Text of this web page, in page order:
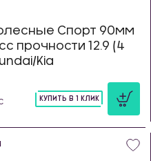
Спорт 90мм
прочности 12.9 (4
Kia
КУПИТЬ В 1 КЛИК